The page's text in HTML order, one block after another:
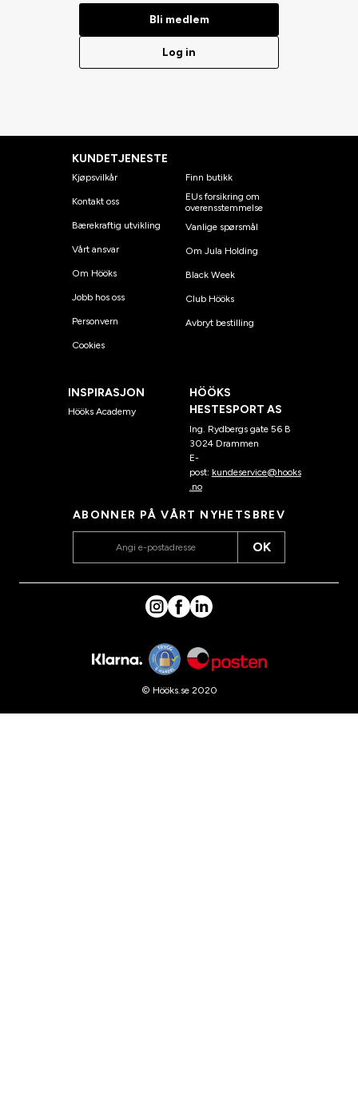
Bli medlem
Log in
KUNDETJENESTE
Kjøpsvilkår
Kontakt oss
Bærekraftig utvikling
Vårt ansvar
Om Hööks
Jobb hos oss
Personvern
Cookies
Finn butikk
EUs forsikring om
overensstemmelse
Vanlige spørsmål
Om Jula Holding
Black Week
Club Hööks
Avbryt bestilling
INSPIRASJON
Hööks Academy
HÖÖKS
HESTESPORT AS
Ing. Rydbergs gate 56 B
3024 Drammen
E-
post: kundeservice@hooks
.no
ABONNER PÅ VÅRT NYHETSBREV
OK
© Hööks.se 2020